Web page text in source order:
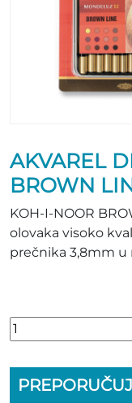
AKVAREL
BROWN
KOH-I-NOOR
olovaka visoko
prečnika 3,8mm